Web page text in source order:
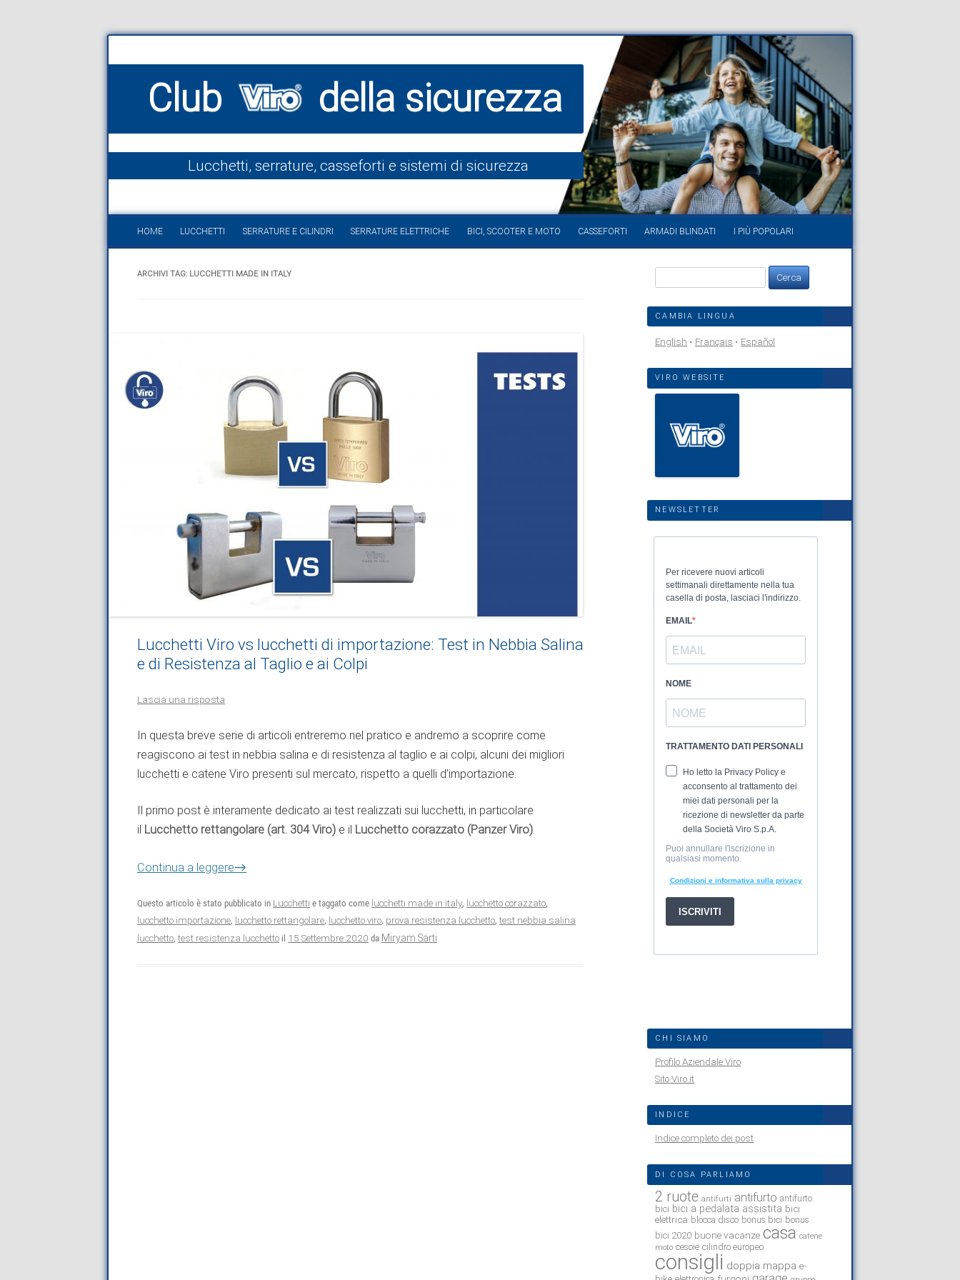
Club della sicurezza
Lucchetti, serrature, casseforti e sistemi di sicurezza
HOME LUCCHETTI SERRATURE E CILINDRI SERRATURE ELETTRICHE BICI, SCOOTER E MOTO CASSEFORTI ARMADI BLINDATI I PIÙ POPOLARI
ARCHIVI TAG: LUCCHETTI MADE IN ITALY
Lucchetti Viro vs lucchetti di importazione: Test in Nebbia Salina
e di Resistenza al Taglio e ai Colpi
Lascia una risposta
In questa breve serie di articoli entreremo nel pratico e andremo a scoprire come
reagiscono ai test in nebbia salina e di resistenza al taglio e ai colpi, alcuni dei migliori
lucchetti e catene Viro presenti sul mercato, rispetto a quelli d’importazione.
Il primo post è interamente dedicato ai test realizzati sui lucchetti, in particolare
il Lucchetto rettangolare (art. 304 Viro) e il Lucchetto corazzato (Panzer Viro).
Continua a leggere→
Questo articolo è stato pubblicato in Lucchetti e taggato come lucchetti made in italy, lucchetto corazzato,
lucchetto importazione, lucchetto rettangolare, lucchetto viro, prova resistenza lucchetto, test nebbia salina
lucchetto, test resistenza lucchetto il 15 Settembre 2020 da Miryam Sarti
per:
CAMBIA LINGUA
English Français Español
VIRO WEBSITE
NEWSLETTER
CHI SIAMO
Profilo Aziendale Viro
Sito Viro.it
INDICE
Indice completo dei post
DI COSA PARLIAMO
2 ruote antifurti antifurto antifurto
bici bici a pedalata assistita bici
elettrica blocca disco bonus bici bonus
bici 2020 buone vacanze casa catene
moto cesoie cilindro europeo
consigli doppia mappa e-